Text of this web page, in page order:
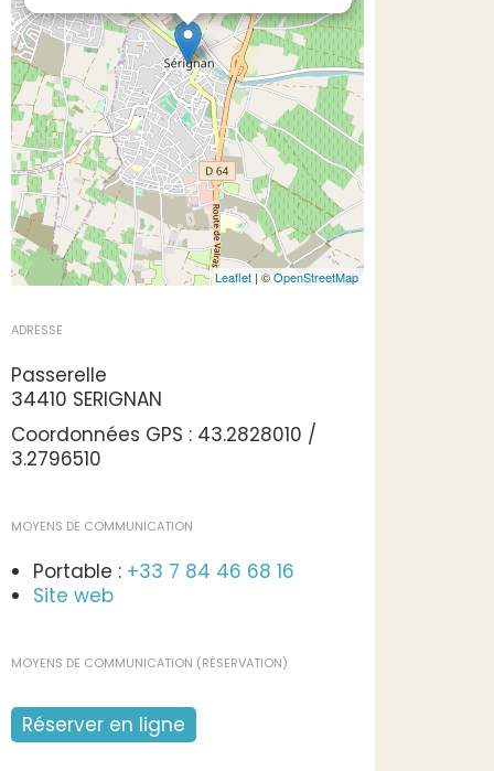
Leaflet | ©OpenStreetMap
ADRESSE
Passerelle
34410 SERIGNAN
Coordonnées GPS : 43.2828010 /
3.2796510
MOYENS DE COMMUNICATION
Portable : +33 7 84 46 68 16
Site web
MOYENS DE COMMUNICATION (RÉSERVATION)
Réserver en ligne